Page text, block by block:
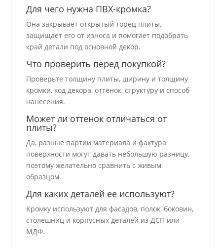
Для чего нужна ПВХ-кромка?
Она закрывает открытый торец плиты,
защищает его от износа и помогает подобрать
край детали под основной декор.
Что проверить перед покупкой?
Проверьте толщину плиты, ширину и толщину
кромки, код декора, оттенок, структуру и способ
нанесения.
Может ли оттенок отличаться от
плиты?
Да, разные партии материала и фактура
поверхности могут давать небольшую разницу,
поэтому желательно сравнить с живым
образцом.
Для каких деталей ее используют?
Кромку используют для фасадов, полок, боковин,
столешниц и корпусных деталей из ДСП или
МДФ.